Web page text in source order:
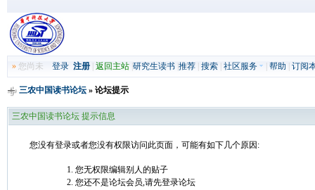
»您尚未 登录 注册| 返回主站| 研究生读书| 推荐| 搜索| 社区服务 帮助 订阅
三农中国读书论坛» 论坛提示
三农中国读书论坛 提示信息
您没有登录或者您没有权限访问此页面，可能有如下几个原因:
您无权限编辑别人的贴子
您还不是论坛会员,请先登录论坛